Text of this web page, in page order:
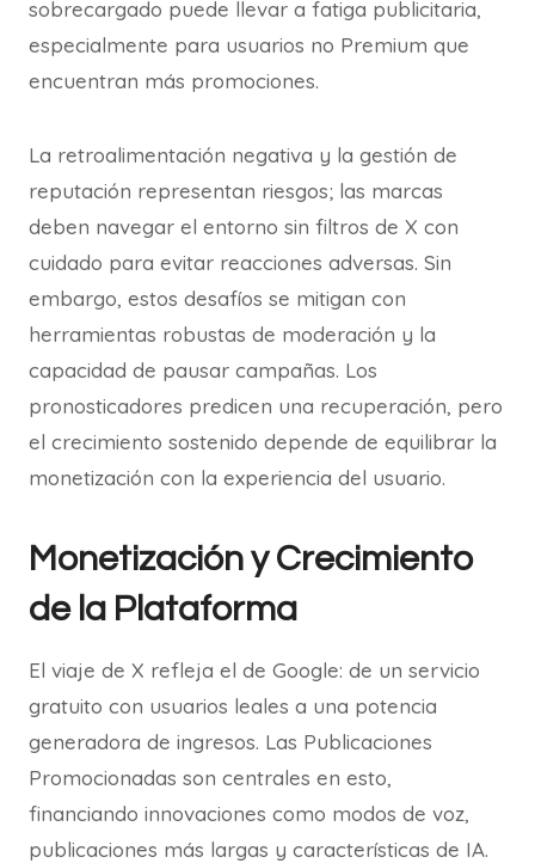
sobrecargado puede llevar a fatiga publicitaria,
especialmente para usuarios no Premium que
encuentran más promociones.
La retroalimentación negativa y la gestión de
reputación representan riesgos; las marcas
deben navegar el entorno sin filtros de X con
cuidado para evitar reacciones adversas. Sin
embargo, estos desafíos se mitigan con
herramientas robustas de moderación y la
capacidad de pausar campañas. Los
pronosticadores predicen una recuperación, pero
el crecimiento sostenido depende de equilibrar la
monetización con la experiencia del usuario.
Monetización y Crecimiento
de la Plataforma
El viaje de X refleja el de Google: de un servicio
gratuito con usuarios leales a una potencia
generadora de ingresos. Las Publicaciones
Promocionadas son centrales en esto,
financiando innovaciones como modos de voz,
publicaciones más largas y características de IA.